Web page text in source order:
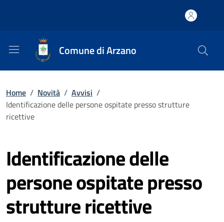
Comune di Arzano
Home / Novità / Avvisi /
Identificazione delle persone ospitate presso strutture
ricettive
Identificazione delle
persone ospitate presso
strutture ricettive